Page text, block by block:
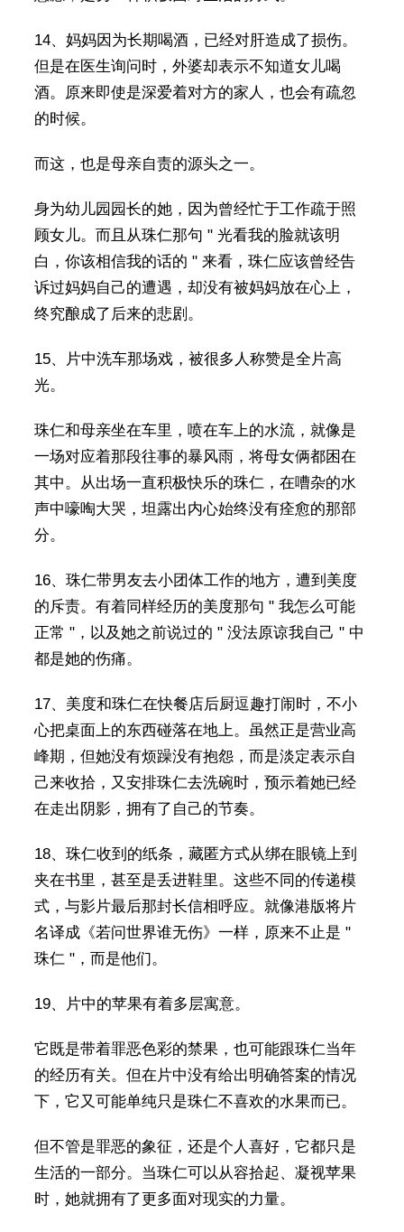
14、妈妈因为长期喝酒，已经对肝造成了损伤。
但是在医生询问时，外婆却表示不知道女儿喝
酒。原来即使是深爱着对方的家人，也会有疏忽
的时候。
而这，也是母亲自责的源头之一。
身为幼儿园园长的她，因为曾经忙于工作疏于照
顾女儿。而且从珠仁那句 " 光看我的脸就该明
白，你该相信我的话的 " 来看，珠仁应该曾经告
诉过妈妈自己的遭遇，却没有被妈妈放在心上，
终究酿成了后来的悲剧。
15、片中洗车那场戏，被很多人称赞是全片高
光。
珠仁和母亲坐在车里，喷在车上的水流，就像是
一场对应着那段往事的暴风雨，将母女俩都困在
其中。从出场一直积极快乐的珠仁，在嘈杂的水
声中嚎啕大哭，坦露出内心始终没有痊愈的那部
分。
16、珠仁带男友去小团体工作的地方，遭到美度
的斥责。有着同样经历的美度那句 " 我怎么可能
正常 "，以及她之前说过的 " 没法原谅我自己 " 中
都是她的伤痛。
17、美度和珠仁在快餐店后厨逗趣打闹时，不小
心把桌面上的东西碰落在地上。虽然正是营业高
峰期，但她没有烦躁没有抱怨，而是淡定表示自
己来收拾，又安排珠仁去洗碗时，预示着她已经
在走出阴影，拥有了自己的节奏。
18、珠仁收到的纸条，藏匿方式从绑在眼镜上到
夹在书里，甚至是丢进鞋里。这些不同的传递模
式，与影片最后那封长信相呼应。就像港版将片
名译成《若问世界谁无伤》一样，原来不止是 "
珠仁 "，而是他们。
19、片中的苹果有着多层寓意。
它既是带着罪恶色彩的禁果，也可能跟珠仁当年
的经历有关。但在片中没有给出明确答案的情况
下，它又可能单纯只是珠仁不喜欢的水果而已。
但不管是罪恶的象征，还是个人喜好，它都只是
生活的一部分。当珠仁可以从容拾起、凝视苹果
时，她就拥有了更多面对现实的力量。